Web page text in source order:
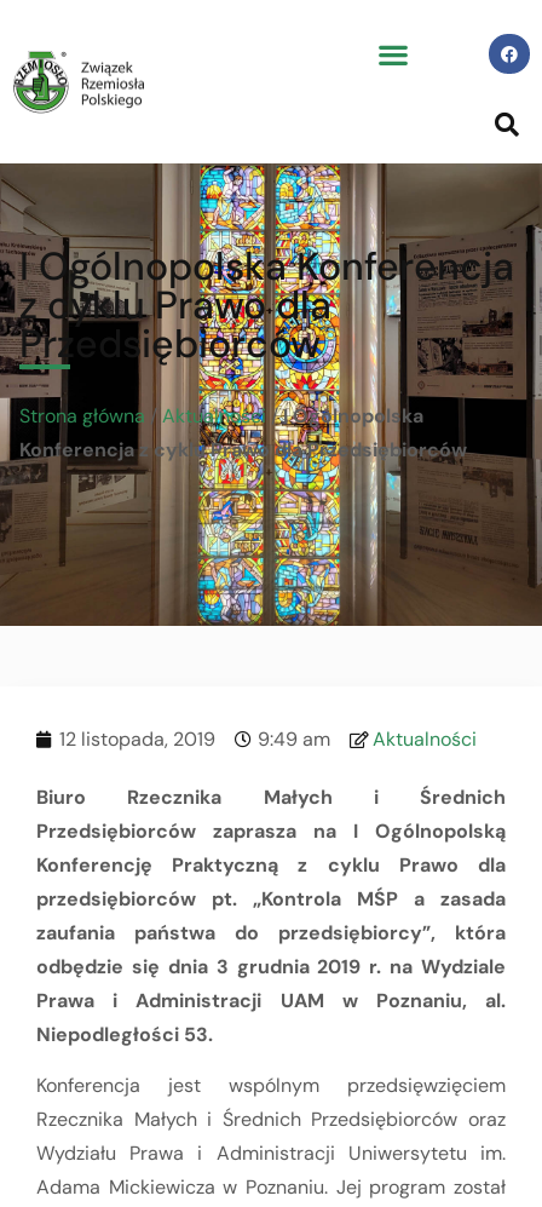
I Ogólnopolska Konferencja
z cyklu Prawo dla
Przedsiębiorców
Strona główna / Aktualności /I Ogólnopolska
Konferencja z cyklu Prawo dla Przedsiębiorców
12 listopada, 2019 9:49 am Aktualności
Biuro Rzecznika Małych i Średnich
Przedsiębiorców zaprasza na I Ogólnopolską
Konferencję Praktyczną z cyklu Prawo dla
przedsiębiorców pt. „Kontrola MŚP a zasada
zaufania państwa do przedsiębiorcy”, która
odbędzie się dnia 3 grudnia 2019 r. na Wydziale
Prawa i Administracji UAM w Poznaniu, al.
Niepodległości 53.
Konferencja jest wspólnym przedsięwzięciem
Rzecznika Małych i Średnich Przedsiębiorców oraz
Wydziału Prawa i Administracji Uniwersytetu im.
Adama Mickiewicza w Poznaniu. Jej program został